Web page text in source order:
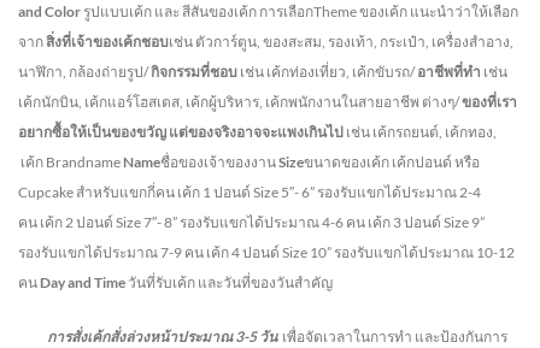
and Color รูปแบบเค้ก และ สีสันของเค้ก การเลือกTheme ของเค้ก แนะนำว่าให้เลือก
จากสิ่งที่เจ้าของเค้กชอบเช่น ตัวการ์ตูน, ของสะสม, รองเท้า, กระเป๋า, เครื่องสำอาง,
นาฬิกา, กล้องถ่ายรูป/กิจกรรมที่ชอบ เช่น เค้กท่องเที่ยว, เค้กขับรถ/อาชีพที่ทำ เช่น
เค้กนักบิน, เค้กแอร์โฮสเตส, เค้กผู้บริหาร, เค้กพนักงานในสายอาชีพ ต่างๆ/ของที่เรา
อยากซื้อให้เป็นของขวัญ แต่ของจริงอาจจะแพงเกินไป เช่น เค้กรถยนต์, เค้กทอง,
เค้ก Brandname Nameชื่อของเจ้าของงานSizeขนาดของเค้ก เค้กปอนด์ หรือ
Cupcake สำหรับแขกกี่คน เค้ก 1 ปอนด์ Size 5″- 6” รองรับแขกได้ประมาณ 2-4
คน เค้ก 2 ปอนด์ Size 7″- 8” รองรับแขกได้ประมาณ 4-6 คน เค้ก 3 ปอนด์ Size 9”
รองรับแขกได้ประมาณ 7-9 คน เค้ก 4 ปอนด์ Size 10” รองรับแขกได้ประมาณ 10-12
คน Day and Time วันที่รับเค้ก และวันที่ของวันสำคัญ
การสั่งเค้กสั่งล่วงหน้าประมาณ3-5 วัน เพื่อจัดเวลาในการทำ และป้องกันการ